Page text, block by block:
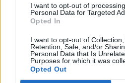
I want to opt-out of
Personal Data for Targeted
Opted In
I want to opt-out of Collection,
Retention, Sale, and/or
Personal Data that Is
Purposes for which it was
Opted Out
Komentarz